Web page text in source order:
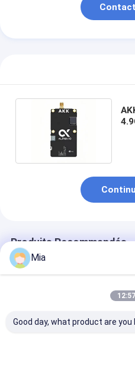
Produits Recommandés
Mia
Good day, what product are you